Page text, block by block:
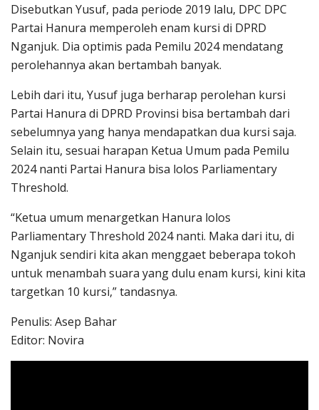
Disebutkan Yusuf, pada periode 2019 lalu, DPC DPC
Partai Hanura memperoleh enam kursi di DPRD
Nganjuk. Dia optimis pada Pemilu 2024 mendatang
perolehannya akan bertambah banyak.
Lebih dari itu, Yusuf juga berharap perolehan kursi
Partai Hanura di DPRD Provinsi bisa bertambah dari
sebelumnya yang hanya mendapatkan dua kursi saja.
Selain itu, sesuai harapan Ketua Umum pada Pemilu
2024 nanti Partai Hanura bisa lolos Parliamentary
Threshold.
“Ketua umum menargetkan Hanura lolos
Parliamentary Threshold 2024 nanti. Maka dari itu, di
Nganjuk sendiri kita akan menggaet beberapa tokoh
untuk menambah suara yang dulu enam kursi, kini kita
targetkan 10 kursi,” tandasnya.
Penulis: Asep Bahar
Editor: Novira